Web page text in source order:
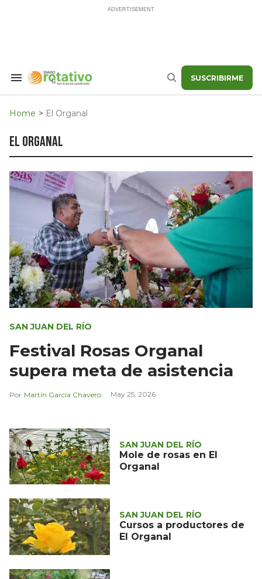
Search
Navigation
Buscar SUSCRIBIRME
Home > El Organal
el organal
SAN JUAN DEL RÍO
Festival Rosas Organal
supera meta de asistencia
Martín García Chavero May 25, 2026
SAN JUAN DEL RÍO
Mole de rosas en El
Organal
SAN JUAN DEL RÍO
Cursos a productores de
El Organal